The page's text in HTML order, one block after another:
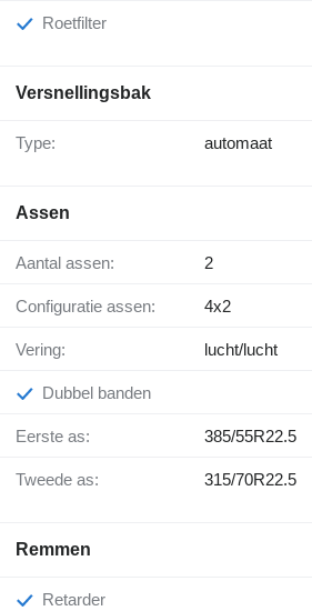
Roetfilter
Versnellingsbak
Type: automaat
Assen
Aantal assen: 2
Configuratie assen: 4x2
Vering: lucht/lucht
Dubbel banden
Eerste as: 385/55R22.5
Tweede as: 315/70R22.5
Remmen
Retarder